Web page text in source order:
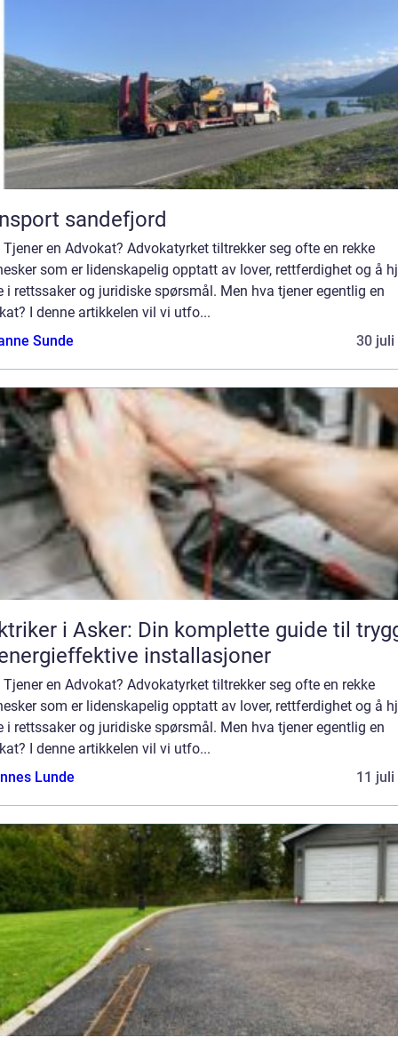
sandefjord
Tjener en Advokat? Advokatyrket tiltrekker seg ofte en rekke
som er lidenskapelig opptatt av lover, rettferdighet og å
i rettssaker og juridiske spørsmål. Men hva tjener egentlig en
I denne artikkelen vil vi utfo...
Sunde
30 juli
i Asker: Din komplette guide til
installasjoner
Tjener en Advokat? Advokatyrket tiltrekker seg ofte en rekke
som er lidenskapelig opptatt av lover, rettferdighet og å
i rettssaker og juridiske spørsmål. Men hva tjener egentlig en
I denne artikkelen vil vi utfo...
Lunde
11 juli